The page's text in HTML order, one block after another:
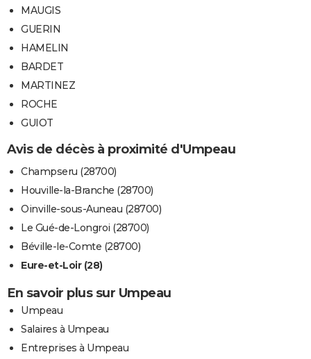
MAUGIS
GUERIN
HAMELIN
BARDET
MARTINEZ
ROCHE
GUIOT
Avis de décès à proximité d'Umpeau
Champseru (28700)
Houville-la-Branche (28700)
Oinville-sous-Auneau (28700)
Le Gué-de-Longroi (28700)
Béville-le-Comte (28700)
Eure-et-Loir (28)
En savoir plus sur Umpeau
Umpeau
Salaires à Umpeau
Entreprises à Umpeau